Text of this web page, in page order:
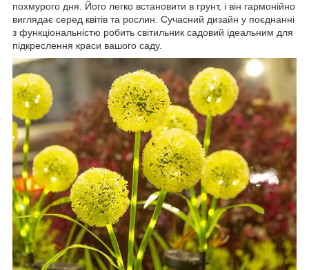
похмурого дня. Його легко встановити в грунт, і він гармонійно
виглядає серед квітів та рослин. Сучасний дизайн у поєднанні
з функціональністю робить світильник садовий ідеальним для
підкреслення краси вашого саду.